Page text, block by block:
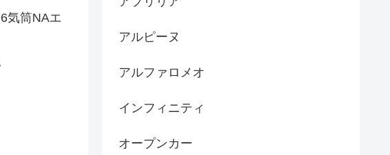
気筒NAエ
アルピーヌ
アルファロメオ
インフィニティ
オープンカー